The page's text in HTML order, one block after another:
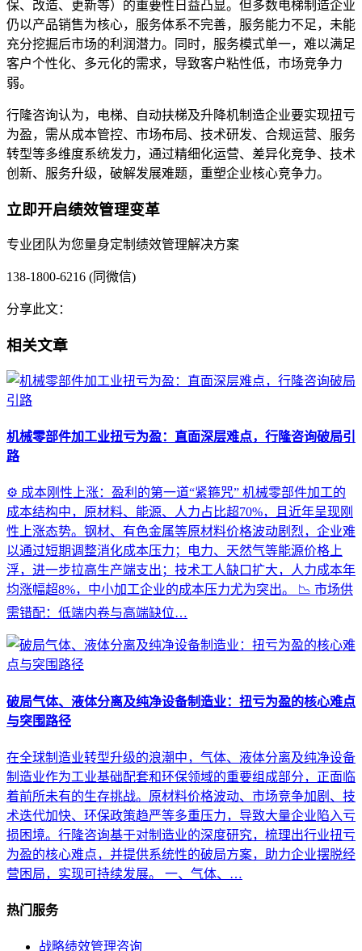
保、改造、更新等）的重要性日益凸显。但多数电梯制造企业
仍以产品销售为核心，服务体系不完善，服务能力不足，未能
充分挖掘后市场的利润潜力。同时，服务模式单一，难以满足
客户个性化、多元化的需求，导致客户粘性低，市场竞争力
弱。
行隆咨询认为，电梯、自动扶梯及升降机制造企业要实现扭亏
为盈，需从成本管控、市场布局、技术研发、合规运营、服务
转型等多维度系统发力，通过精细化运营、差异化竞争、技术
创新、服务升级，破解发展难题，重塑企业核心竞争力。
立即开启绩效管理变革
专业团队为您量身定制绩效管理解决方案
138-1800-6216 (同微信)
分享此文：
相关文章
机械零部件加工业扭亏为盈：直面深层难点，行隆咨询破局引
路
⚙️ 成本刚性上涨：盈利的第一道“紧箍咒” 机械零部件加工的
成本结构中，原材料、能源、人力占比超70%，且近年呈现刚
性上涨态势。钢材、有色金属等原材料价格波动剧烈，企业难
以通过短期调整消化成本压力；电力、天然气等能源价格上
浮，进一步拉高生产端支出；技术工人缺口扩大，人力成本年
均涨幅超8%，中小加工企业的成本压力尤为突出。 📉 市场供
需错配：低端内卷与高端缺位…
破局气体、液体分离及纯净设备制造业：扭亏为盈的核心难点
与突围路径
在全球制造业转型升级的浪潮中，气体、液体分离及纯净设备
制造业作为工业基础配套和环保领域的重要组成部分，正面临
着前所未有的生存挑战。原材料价格波动、市场竞争加剧、技
术迭代加快、环保政策趋严等多重压力，导致大量企业陷入亏
损困境。行隆咨询基于对制造业的深度研究，梳理出行业扭亏
为盈的核心难点，并提供系统性的破局方案，助力企业摆脱经
营困局，实现可持续发展。 一、气体、…
热门服务
战略绩效管理咨询